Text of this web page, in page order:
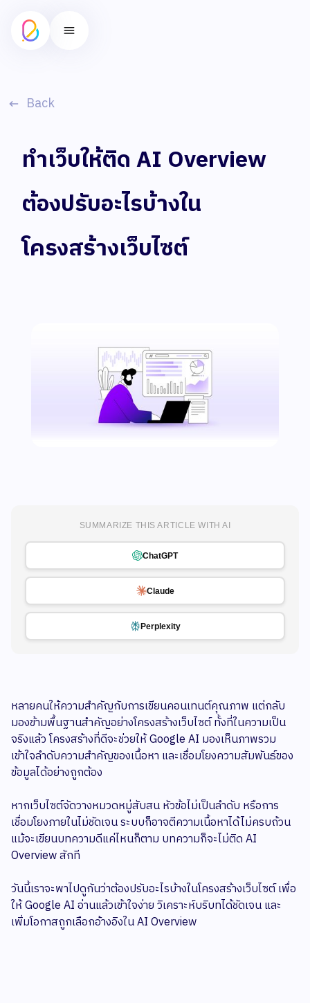
Back
ทำเว็บให้ติด AI Overview
ต้องปรับอะไรบ้างใน
โครงสร้างเว็บไซต์
SUMMARIZE THIS ARTICLE WITH AI
ChatGPT
Claude
Perplexity
หลายคนให้ความสำคัญกับการเขียนคอนเทนต์คุณภาพ แต่กลับ
มองข้ามพื้นฐานสำคัญอย่างโครงสร้างเว็บไซต์ ทั้งที่ในความเป็น
จริงแล้ว โครงสร้างที่ดีจะช่วยให้ Google AI มองเห็นภาพรวม
เข้าใจลำดับความสำคัญของเนื้อหา และเชื่อมโยงความสัมพันธ์ของ
ข้อมูลได้อย่างถูกต้อง
หากเว็บไซต์จัดวางหมวดหมู่สับสน หัวข้อไม่เป็นลำดับ หรือการ
เชื่อมโยงภายในไม่ชัดเจน ระบบก็อาจตีความเนื้อหาได้ไม่ครบถ้วน
แม้จะเขียนบทความดีแค่ไหนก็ตาม บทความก็จะไม่ติด AI
Overview สักที
วันนี้เราจะพาไปดูกันว่าต้องปรับอะไรบ้างในโครงสร้างเว็บไซต์ เพื่อ
ให้ Google AI อ่านแล้วเข้าใจง่าย วิเคราะห์บริบทได้ชัดเจน และ
เพิ่มโอกาสถูกเลือกอ้างอิงใน AI Overview